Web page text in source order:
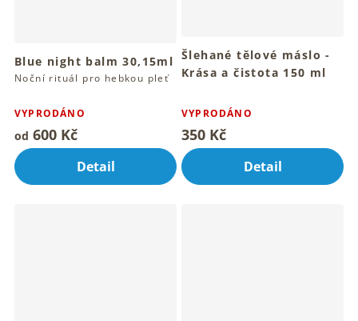
Blue night balm 30,15ml
Noční rituál pro hebkou pleť
VYPRODÁNO
od 600 Kč
Detail
Šlehané tělové máslo -
Krása a čistota 150 ml
hodnocení
produktu
je
4,9
z
VYPRODÁNO
350 Kč
Detail